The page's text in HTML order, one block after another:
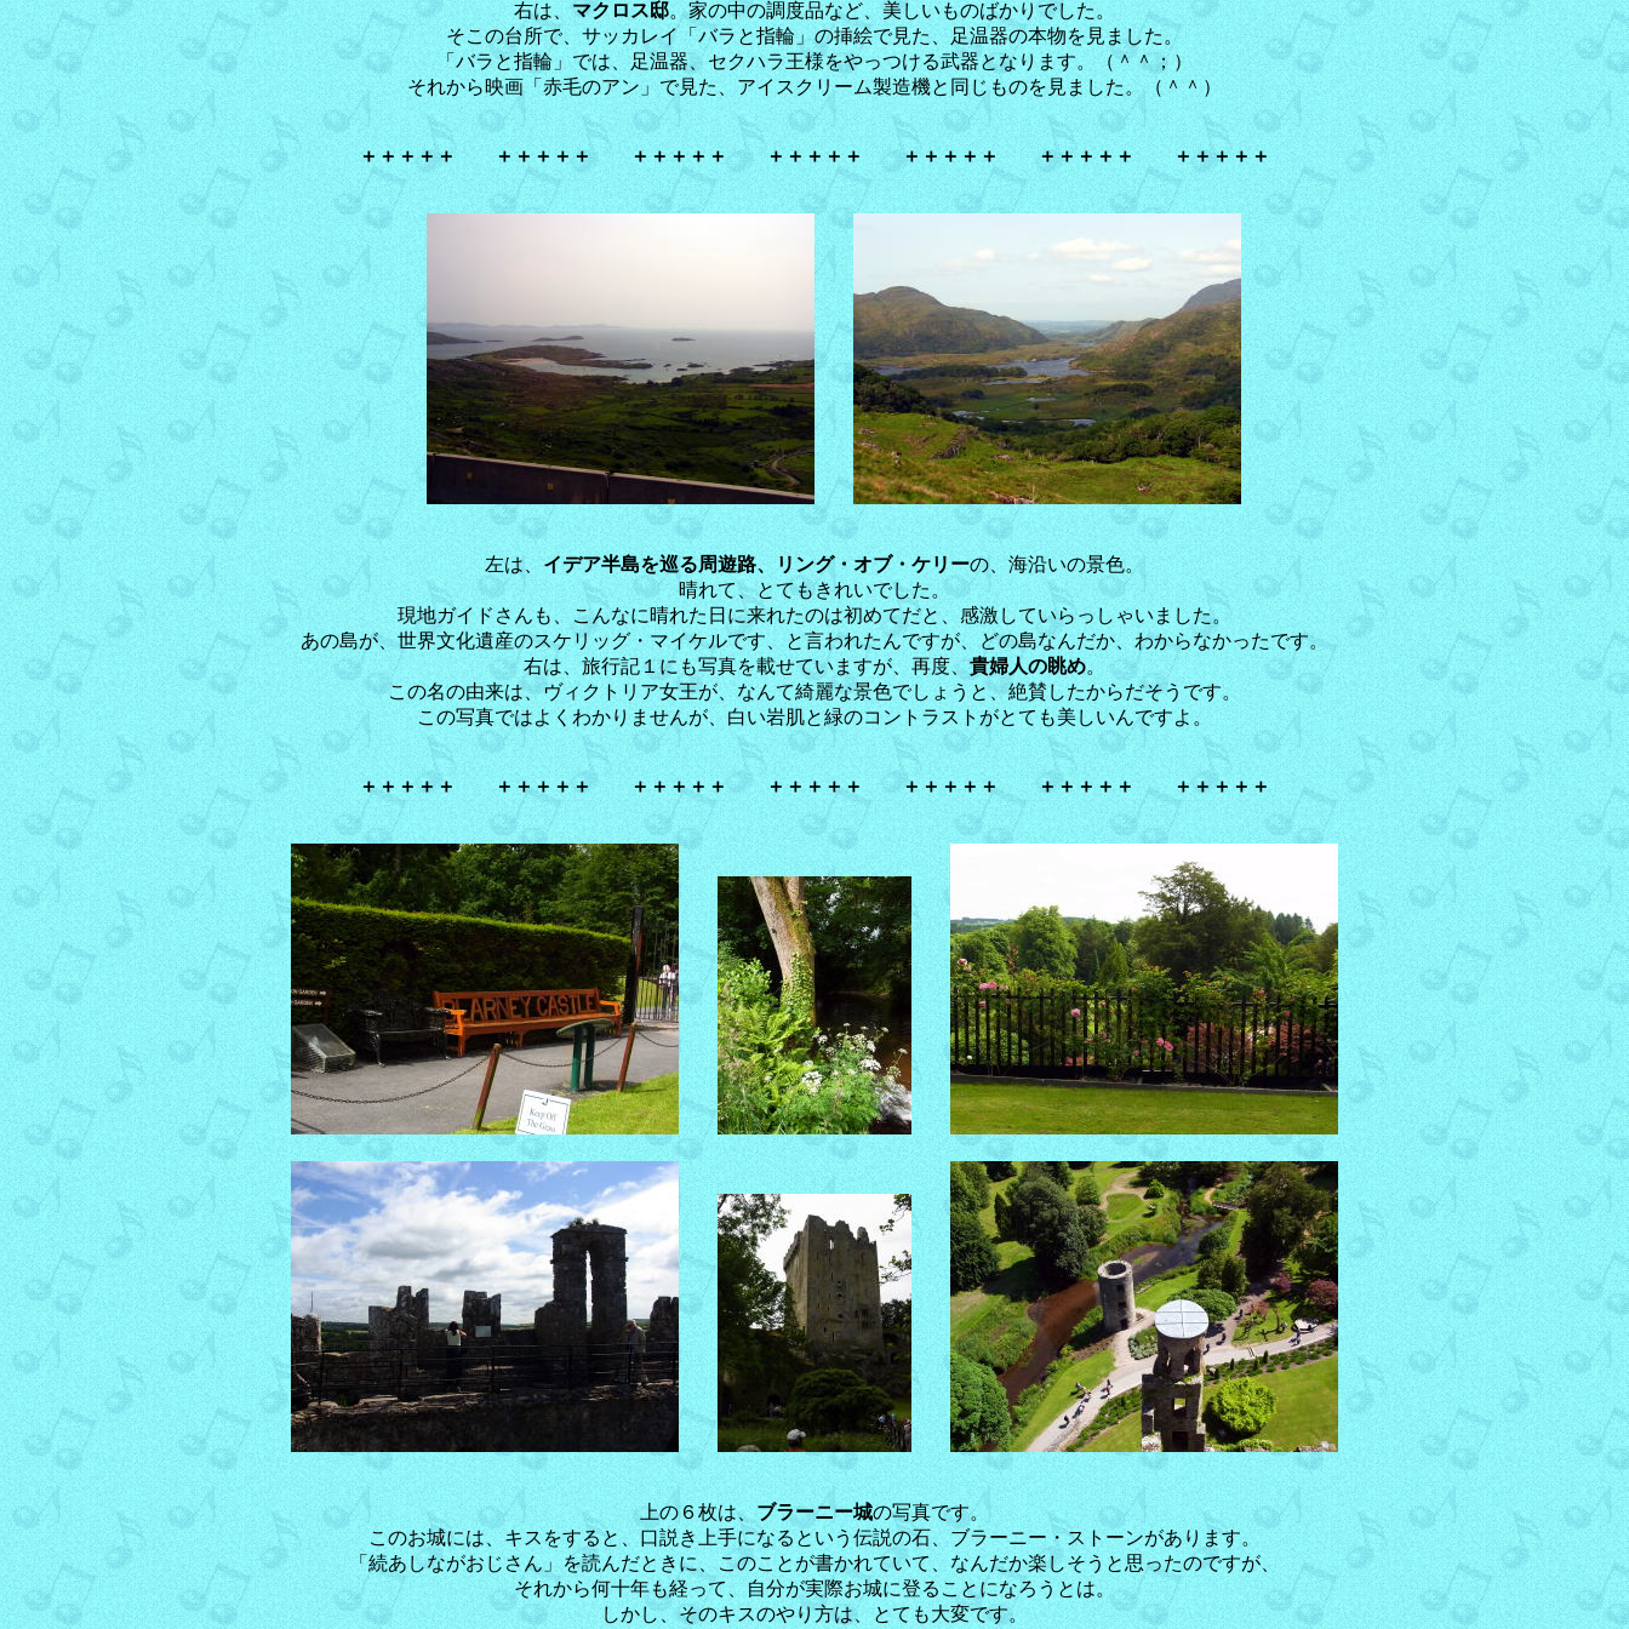
右は、マクロス邸。家の中の調度品など、美しいものばかりでした。
そこの台所で、サッカレイ「バラと指輪」の挿絵で見た、足温器の本物を見ました。
「バラと指輪」では、足温器、セクハラ王様をやっつける武器となります。（＾＾；）
それから映画「赤毛のアン」で見た、アイスクリーム製造機と同じものを見ました。（＾＾）
＋＋＋＋＋ ＋＋＋＋＋ ＋＋＋＋＋ ＋＋＋＋＋ ＋＋＋＋＋ ＋＋＋＋＋ ＋＋＋＋＋
左は、イデア半島を巡る周遊路、リング・オブ・ケリーの、海沿いの景色。
晴れて、とてもきれいでした。
現地ガイドさんも、こんなに晴れた日に来れたのは初めてだと、感激していらっしゃいました。
あの島が、世界文化遺産のスケリッグ・マイケルです、と言われたんですが、どの島なんだか、わからなかったです。
右は、旅行記１にも写真を載せていますが、再度、貴婦人の眺め。
この名の由来は、ヴィクトリア女王が、なんて綺麗な景色でしょうと、絶賛したからだそうです。
この写真ではよくわかりませんが、白い岩肌と緑のコントラストがとても美しいんですよ。
＋＋＋＋＋ ＋＋＋＋＋ ＋＋＋＋＋ ＋＋＋＋＋ ＋＋＋＋＋ ＋＋＋＋＋ ＋＋＋＋＋
上の６枚は、ブラーニー城の写真です。
このお城には、キスをすると、口説き上手になるという伝説の石、ブラーニー・ストーンがあります。
「続あしながおじさん」を読んだときに、このことが書かれていて、なんだか楽しそうと思ったのですが、
それから何十年も経って、自分が実際お城に登ることになろうとは。
しかし、そのキスのやり方は、とても大変です。